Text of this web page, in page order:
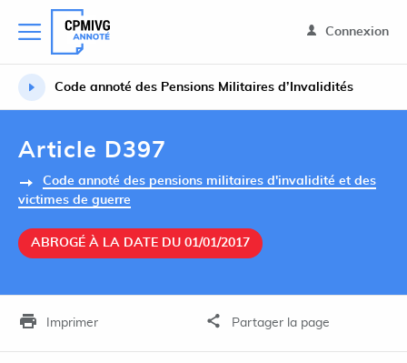
Connexion
Code annoté des Pensions Militaires d’Invalidités
Article D397
Code annoté des pensions militaires d'invalidité et des
victimes de guerre
ABROGÉ À LA DATE DU 01/01/2017
Imprimer Partager la page